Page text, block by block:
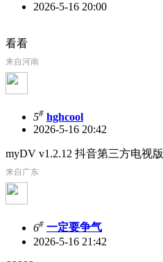
2026-5-16 20:00
看看
来自河南
5# hghcool
2026-5-16 20:42
myDV v1.2.12 抖音第三方电视版
来自广东
6# 一定要争气
2026-5-16 21:42